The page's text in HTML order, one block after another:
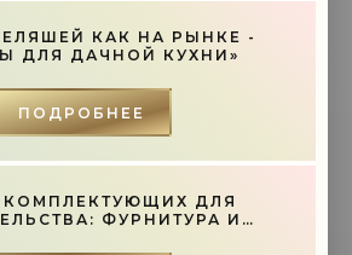
КАК НА РЫНКЕ -
ДЛЯ ДАЧНОЙ КУХНИ»
ПОДРОБНЕЕ
ДЛЯ
ФУРНИТУРА И